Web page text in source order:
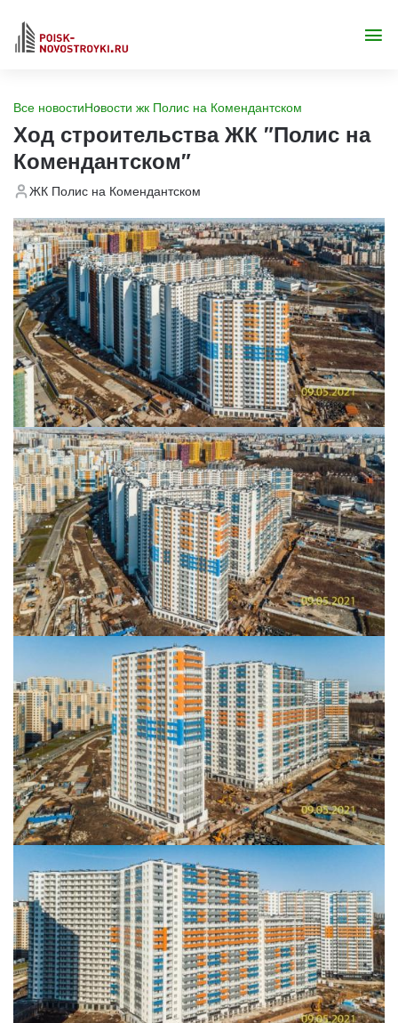
Все новостиНовости жк Полис на Комендантском
Ход строительства ЖК "Полис на
Комендантском"
ЖК Полис на Комендантском